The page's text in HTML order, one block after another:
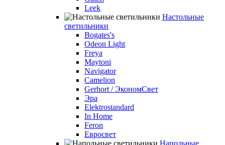
Leek
Настольные
светильники
Bogates's
Odeon Light
Freya
Maytoni
Navigator
Camelion
Gerhort / ЭкономСвет
Эра
Elektrostandard
In Home
Feron
Евросвет
Напольные